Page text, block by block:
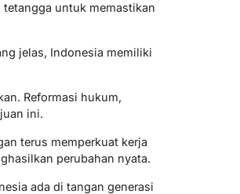
untuk memastikan
jelas, Indonesia memiliki
Reformasi hukum,
ini.
terus memperkuat kerja
perubahan nyata.
ada di tangan generasi